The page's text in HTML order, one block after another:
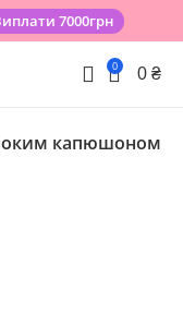
7000грн
0 0 ₴
капюшоном